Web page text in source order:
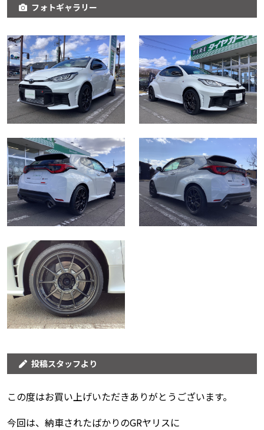
フォトギャラリー
投稿スタッフより
この度はお買い上げいただきありがとうございます。
今回は、納車されたばかりのGRヤリスに